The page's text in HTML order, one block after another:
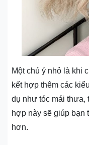
Một chú ý nhỏ là khi
kết hợp thêm các
dụ như tóc mái thưa,
hợp này sẽ giúp bạn
hơn.